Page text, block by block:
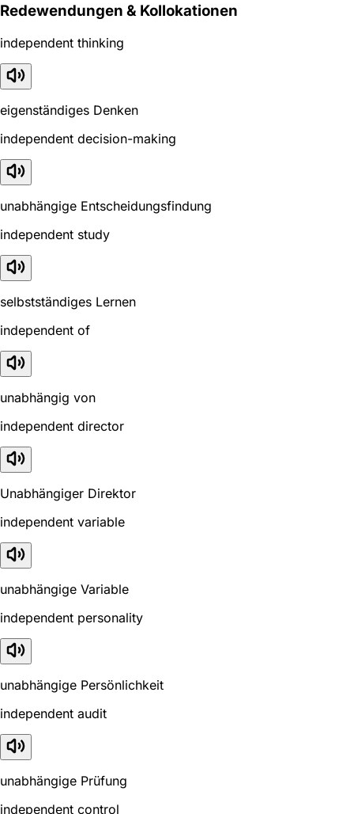
Redewendungen & Kollokationen
independent thinking
eigenständiges Denken
independent decision-making
unabhängige Entscheidungsfindung
independent study
selbstständiges Lernen
independent of
unabhängig von
independent director
Unabhängiger Direktor
independent variable
unabhängige Variable
independent personality
unabhängige Persönlichkeit
independent audit
unabhängige Prüfung
independent control